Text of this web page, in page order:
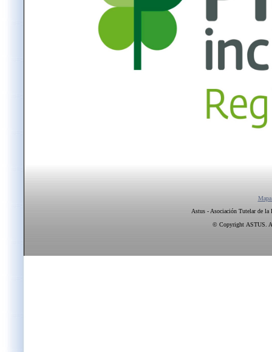
Astus - Asociación Tutelar de la
© Copyright ASTUS.